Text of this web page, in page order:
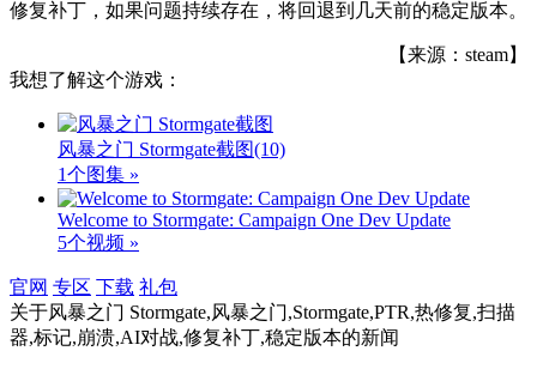
修复补丁，如果问题持续存在，将回退到几天前的稳定版本。
【来源：steam】
我想了解这个游戏：
风暴之门 Stormgate截图(10)
1个图集 »
Welcome to Stormgate: Campaign One Dev Update
5个视频 »
官网 专区 下载 礼包
关于风暴之门 Stormgate,风暴之门,Stormgate,PTR,热修复,扫描
器,标记,崩溃,AI对战,修复补丁,稳定版本的新闻